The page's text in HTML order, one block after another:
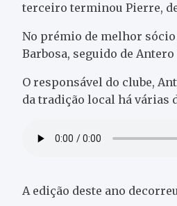
terceiro terminou Pierre,
No prémio de melhor
Barbosa, seguido de
O responsável do clube,
da tradição local há várias
A edição deste ano